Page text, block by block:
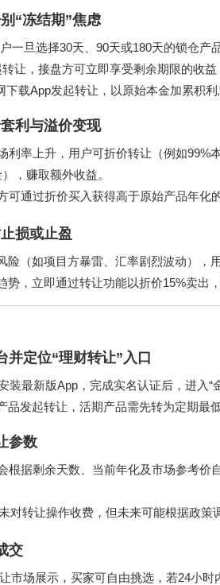
“冻结期”焦虑
一旦选择30天、90天或180天的锁仓
让，接盘方可立即享受剩余期限的收
下载App发起转让，以原始本金加累积利
利与溢价变现
利率上升，用户可折价转让（例如
，赚取额外收益。
可通过折价买入获得高于原始产品年化
损或止盈
险（如项目方暴雷、汇率剧烈波动）
势，立即通过转让功能以折价15%卖出，
并定位“理财转让”入口
装最新版App，完成实名认证后，进入“
品发起转让，活期产品需先转为定期最低
参数
根据剩余天数、当前年化及市场参考
对转让操作收费，但未来可能根据政策
交
市场展示，买家可自由挑选，若24小